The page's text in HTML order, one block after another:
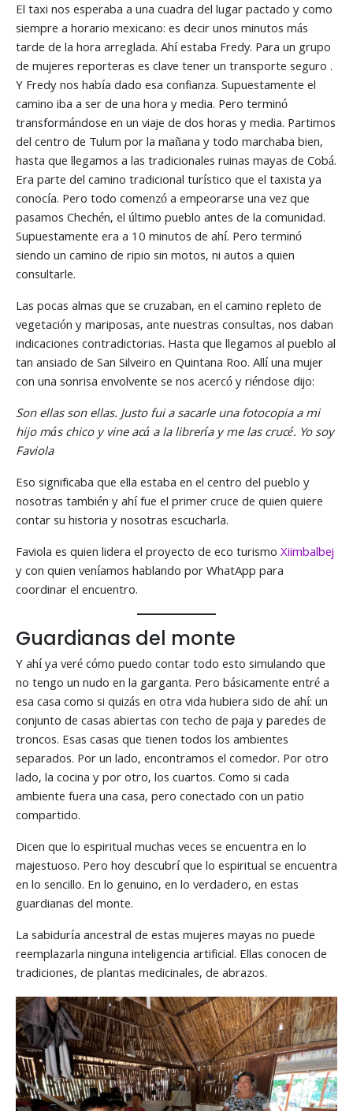
El taxi nos esperaba a una cuadra del lugar pactado y como
siempre a horario mexicano: es decir unos minutos más
tarde de la hora arreglada. Ahí estaba Fredy. Para un grupo
de mujeres reporteras es clave tener un transporte seguro .
Y Fredy nos había dado esa confianza. Supuestamente el
camino iba a ser de una hora y media. Pero terminó
transformándose en un viaje de dos horas y media. Partimos
del centro de Tulum por la mañana y todo marchaba bien,
hasta que llegamos a las tradicionales ruinas mayas de Cobá.
Era parte del camino tradicional turístico que el taxista ya
conocía. Pero todo comenzó a empeorarse una vez que
pasamos Chechén, el último pueblo antes de la comunidad.
Supuestamente era a 10 minutos de ahí. Pero terminó
siendo un camino de ripio sin motos, ni autos a quien
consultarle.
Las pocas almas que se cruzaban, en el camino repleto de
vegetación y mariposas, ante nuestras consultas, nos daban
indicaciones contradictorias. Hasta que llegamos al pueblo al
tan ansiado de San Silveiro en Quintana Roo. Allí una mujer
con una sonrisa envolvente se nos acercó y riéndose dijo:
Son ellas son ellas. Justo fui a sacarle una fotocopia a mi
hijo más chico y vine acá a la librería y me las crucé. Yo soy
Faviola
Eso significaba que ella estaba en el centro del pueblo y
nosotras también y ahí fue el primer cruce de quien quiere
contar su historia y nosotras escucharla.
Faviola es quien lidera el proyecto de eco turismoXiimbalbej
y con quien veníamos hablando por WhatApp para
coordinar el encuentro.
Guardianas del monte
Y ahí ya veré cómo puedo contar todo esto simulando que
no tengo un nudo en la garganta. Pero básicamente entré a
esa casa como si quizás en otra vida hubiera sido de ahí: un
conjunto de casas abiertas con techo de paja y paredes de
troncos. Esas casas que tienen todos los ambientes
separados. Por un lado, encontramos el comedor. Por otro
lado, la cocina y por otro, los cuartos. Como si cada
ambiente fuera una casa, pero conectado con un patio
compartido.
Dicen que lo espiritual muchas veces se encuentra en lo
majestuoso. Pero hoy descubrí que lo espiritual se encuentra
en lo sencillo. En lo genuino, en lo verdadero, en estas
guardianas del monte.
La sabiduría ancestral de estas mujeres mayas no puede
reemplazarla ninguna inteligencia artificial. Ellas conocen de
tradiciones, de plantas medicinales, de abrazos.